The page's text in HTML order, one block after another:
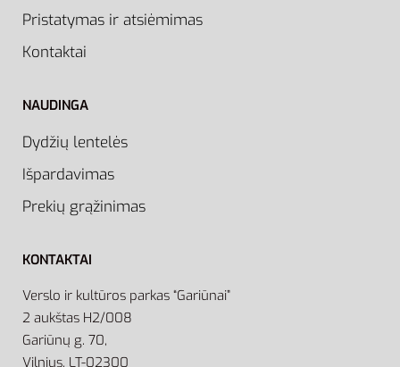
Pristatymas ir atsiėmimas
Kontaktai
NAUDINGA
Dydžių lentelės
Išpardavimas
Prekių grąžinimas
KONTAKTAI
Verslo ir kultūros parkas “Gariūnai”
2 aukštas H2/008
Gariūnų g. 70,
Vilnius, LT-02300